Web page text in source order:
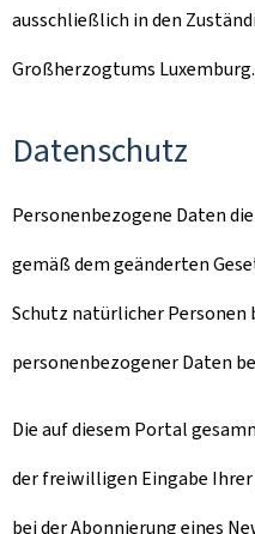
ausschließlich in den
Großherzogtums Luxemburg.
Datenschutz
Personenbezogene Daten
gemäß dem geänderten
Schutz natürlicher Personen
personenbezogener Daten
Die auf diesem Portal
der freiwilligen Eingabe
bei der Abonnierung eines